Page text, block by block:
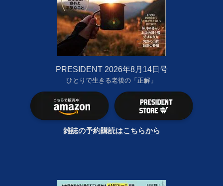
PRESIDENT 2026年8月14日号
ひとりで生きる老後の「正解」
雑誌の予約購読はこちらから